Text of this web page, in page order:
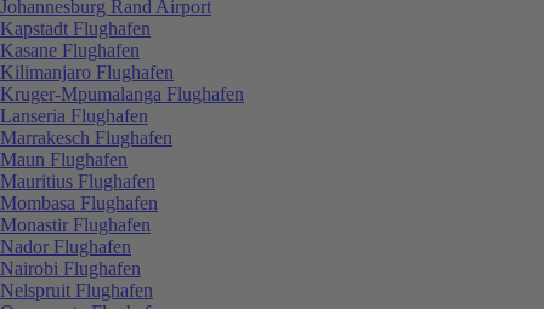
Johannesburg Rand Airport
Kapstadt Flughafen
Kasane Flughafen
Kilimanjaro Flughafen
Kruger-Mpumalanga Flughafen
Lanseria Flughafen
Marrakesch Flughafen
Maun Flughafen
Mauritius Flughafen
Mombasa Flughafen
Monastir Flughafen
Nador Flughafen
Nairobi Flughafen
Nelspruit Flughafen